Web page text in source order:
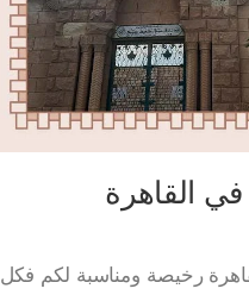
في القاهرة
رخيصة ومناسبة لكم فكل